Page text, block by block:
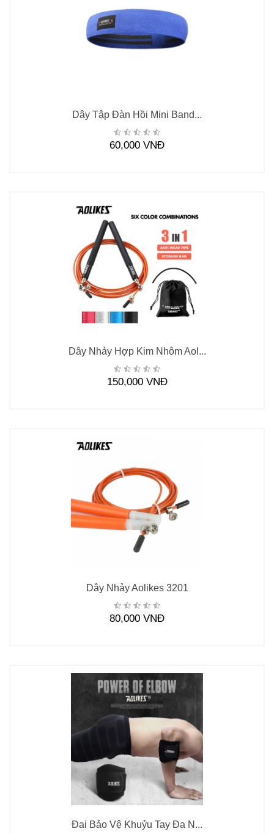
Dây Tập Đàn Hồi Mini Band...
60,000 VNĐ
Dây Nhảy Hợp Kim Nhôm Aol...
150,000 VNĐ
Dây Nhảy Aolikes 3201
80,000 VNĐ
Đai Bảo Vệ Khuỷu Tay Đa N...